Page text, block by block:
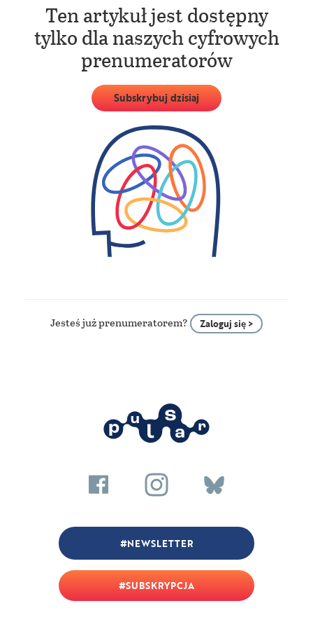
Ten artykuł jest dostępny
tylko dla naszych cyfrowych
prenumeratorów
Subskrybuj dzisiaj
Jesteś już prenumeratorem? Zaloguj się >
SUBSKRYPCJA
NEWSLETTER